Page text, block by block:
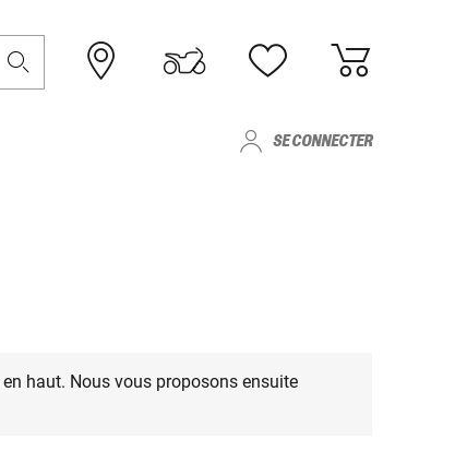
SE CONNECTER
en haut. Nous vous proposons ensuite